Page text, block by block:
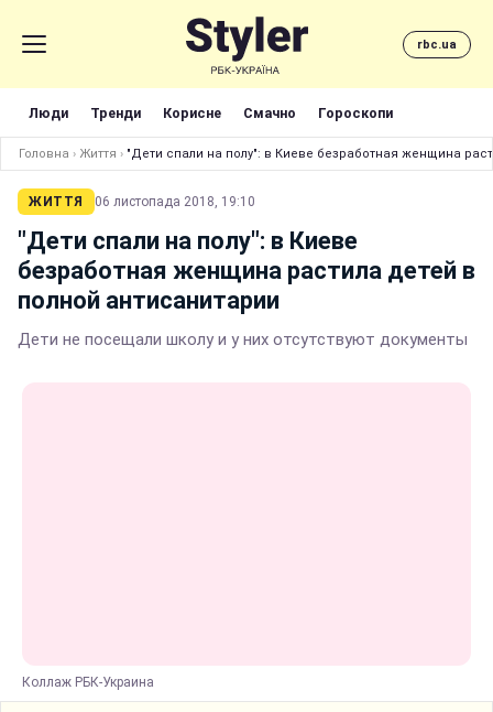
rbc.ua
Люди Тренди Корисне Смачно Гороскопи
Головна › Життя › "Дети спали на полу": в Киеве безработная женщина
ЖИТТЯ 06 листопада 2018, 19:10
"Дети спали на полу": в Киеве
безработная женщина растила детей в
полной антисанитарии
Дети не посещали школу и у них отсутствуют документы
Коллаж РБК-Украина